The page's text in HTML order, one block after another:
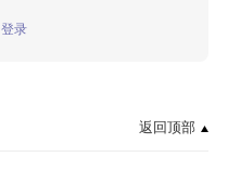
登录
返回顶部